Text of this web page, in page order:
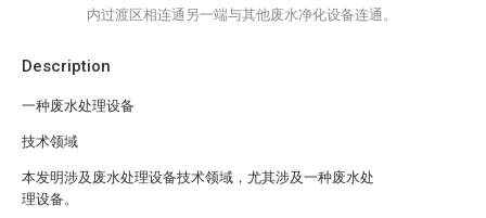
Description
一种废水处理设备
技术领域
本发明涉及废水处理设备技术领域，尤其涉及一种废水处
理设备。
内过渡区相连通另一端与其他废水净化设备连通。